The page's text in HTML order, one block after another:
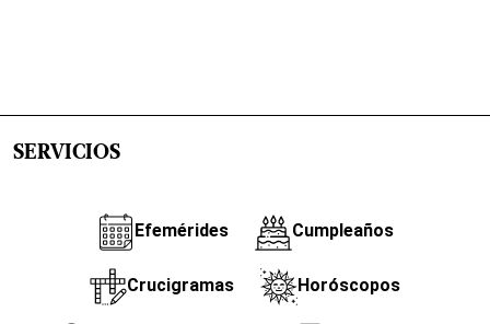
SERVICIOS
Efemérides Cumpleaños
Crucigramas Horóscopos